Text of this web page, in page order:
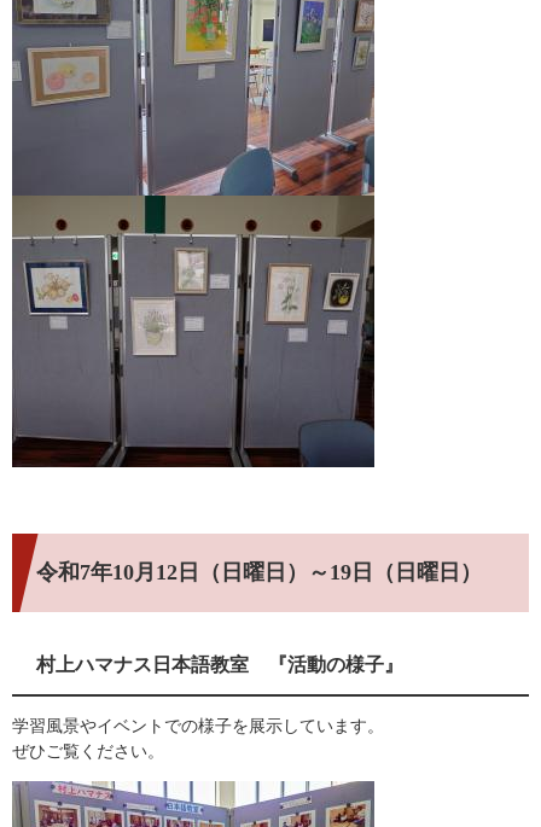
令和7年10月12日（日曜日）～19日（日曜日）
村上ハマナス日本語教室 『活動の様子』
学習風景やイベントでの様子を展示しています。
ぜひご覧ください。